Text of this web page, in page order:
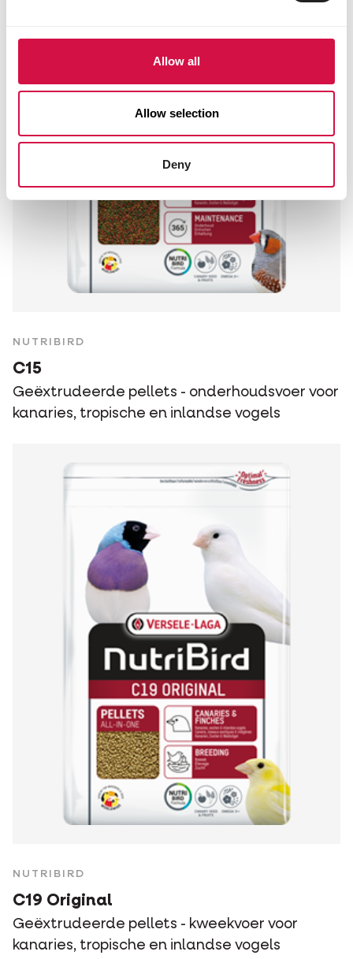
Allow all
Allow selection
Deny
NUTRIBIRD
C15
Geëxtrudeerde pellets - onderhoudsvoer voor
kanaries, tropische en inlandse vogels
NUTRIBIRD
C19 Original
Geëxtrudeerde pellets - kweekvoer voor
kanaries, tropische en inlandse vogels